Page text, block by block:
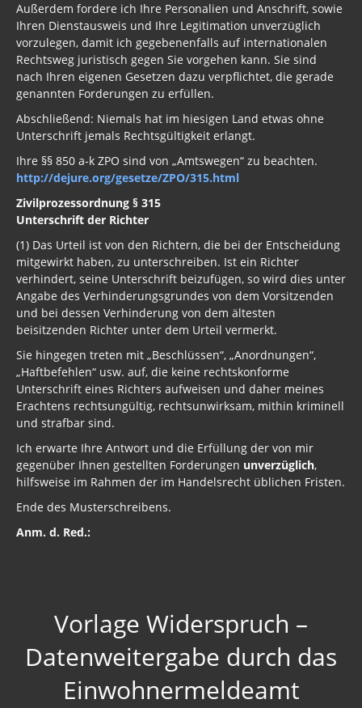
Außerdem fordere ich Ihre Personalien und Anschrift, sowie
Ihren Dienstausweis und Ihre Legitimation unverzüglich
vorzulegen, damit ich gegebenenfalls auf internationalen
Rechtsweg juristisch gegen Sie vorgehen kann. Sie sind
nach Ihren eigenen Gesetzen dazu verpflichtet, die gerade
genannten Forderungen zu erfüllen.
Abschließend: Niemals hat im hiesigen Land etwas ohne
Unterschrift jemals Rechtsgültigkeit erlangt.
Ihre §§ 850 a-k ZPO sind von „Amtswegen“ zu beachten.
http://dejure.org/gesetze/ZPO/315.html
Zivilprozessordnung § 315
Unterschrift der Richter
(1) Das Urteil ist von den Richtern, die bei der Entscheidung
mitgewirkt haben, zu unterschreiben. Ist ein Richter
verhindert, seine Unterschrift beizufügen, so wird dies unter
Angabe des Verhinderungsgrundes von dem Vorsitzenden
und bei dessen Verhinderung von dem ältesten
beisitzenden Richter unter dem Urteil vermerkt.
Sie hingegen treten mit „Beschlüssen“, „Anordnungen“,
„Haftbefehlen“ usw. auf, die keine rechtskonforme
Unterschrift eines Richters aufweisen und daher meines
Erachtens rechtsungültig, rechtsunwirksam, mithin kriminell
und strafbar sind.
Ich erwarte Ihre Antwort und die Erfüllung der von mir
gegenüber Ihnen gestellten Forderungen unverzüglich,
hilfsweise im Rahmen der im Handelsrecht üblichen Fristen.
Ende des Musterschreibens.
Anm. d. Red.:
Vorlage Widerspruch –
Datenweitergabe durch das
Einwohnermeldeamt